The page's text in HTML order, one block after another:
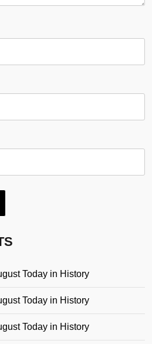
Today in History
Today in History
Today in History